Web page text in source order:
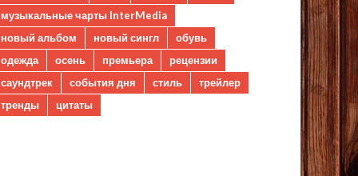
музыкальные чарты InterMedia
новый альбом
новый сингл
обувь
одежда
осень премьера
рецензии
саундтрек
события дня стиль
трейлер
тренды
цитаты